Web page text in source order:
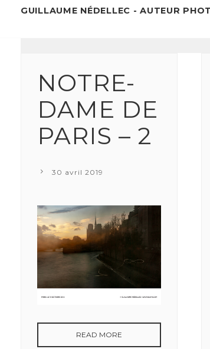
GUILLAUME NÉDELLEC -AUTEUR
NOTRE-
DAME DE
PARIS – 2
30 avril 2019
READ MORE